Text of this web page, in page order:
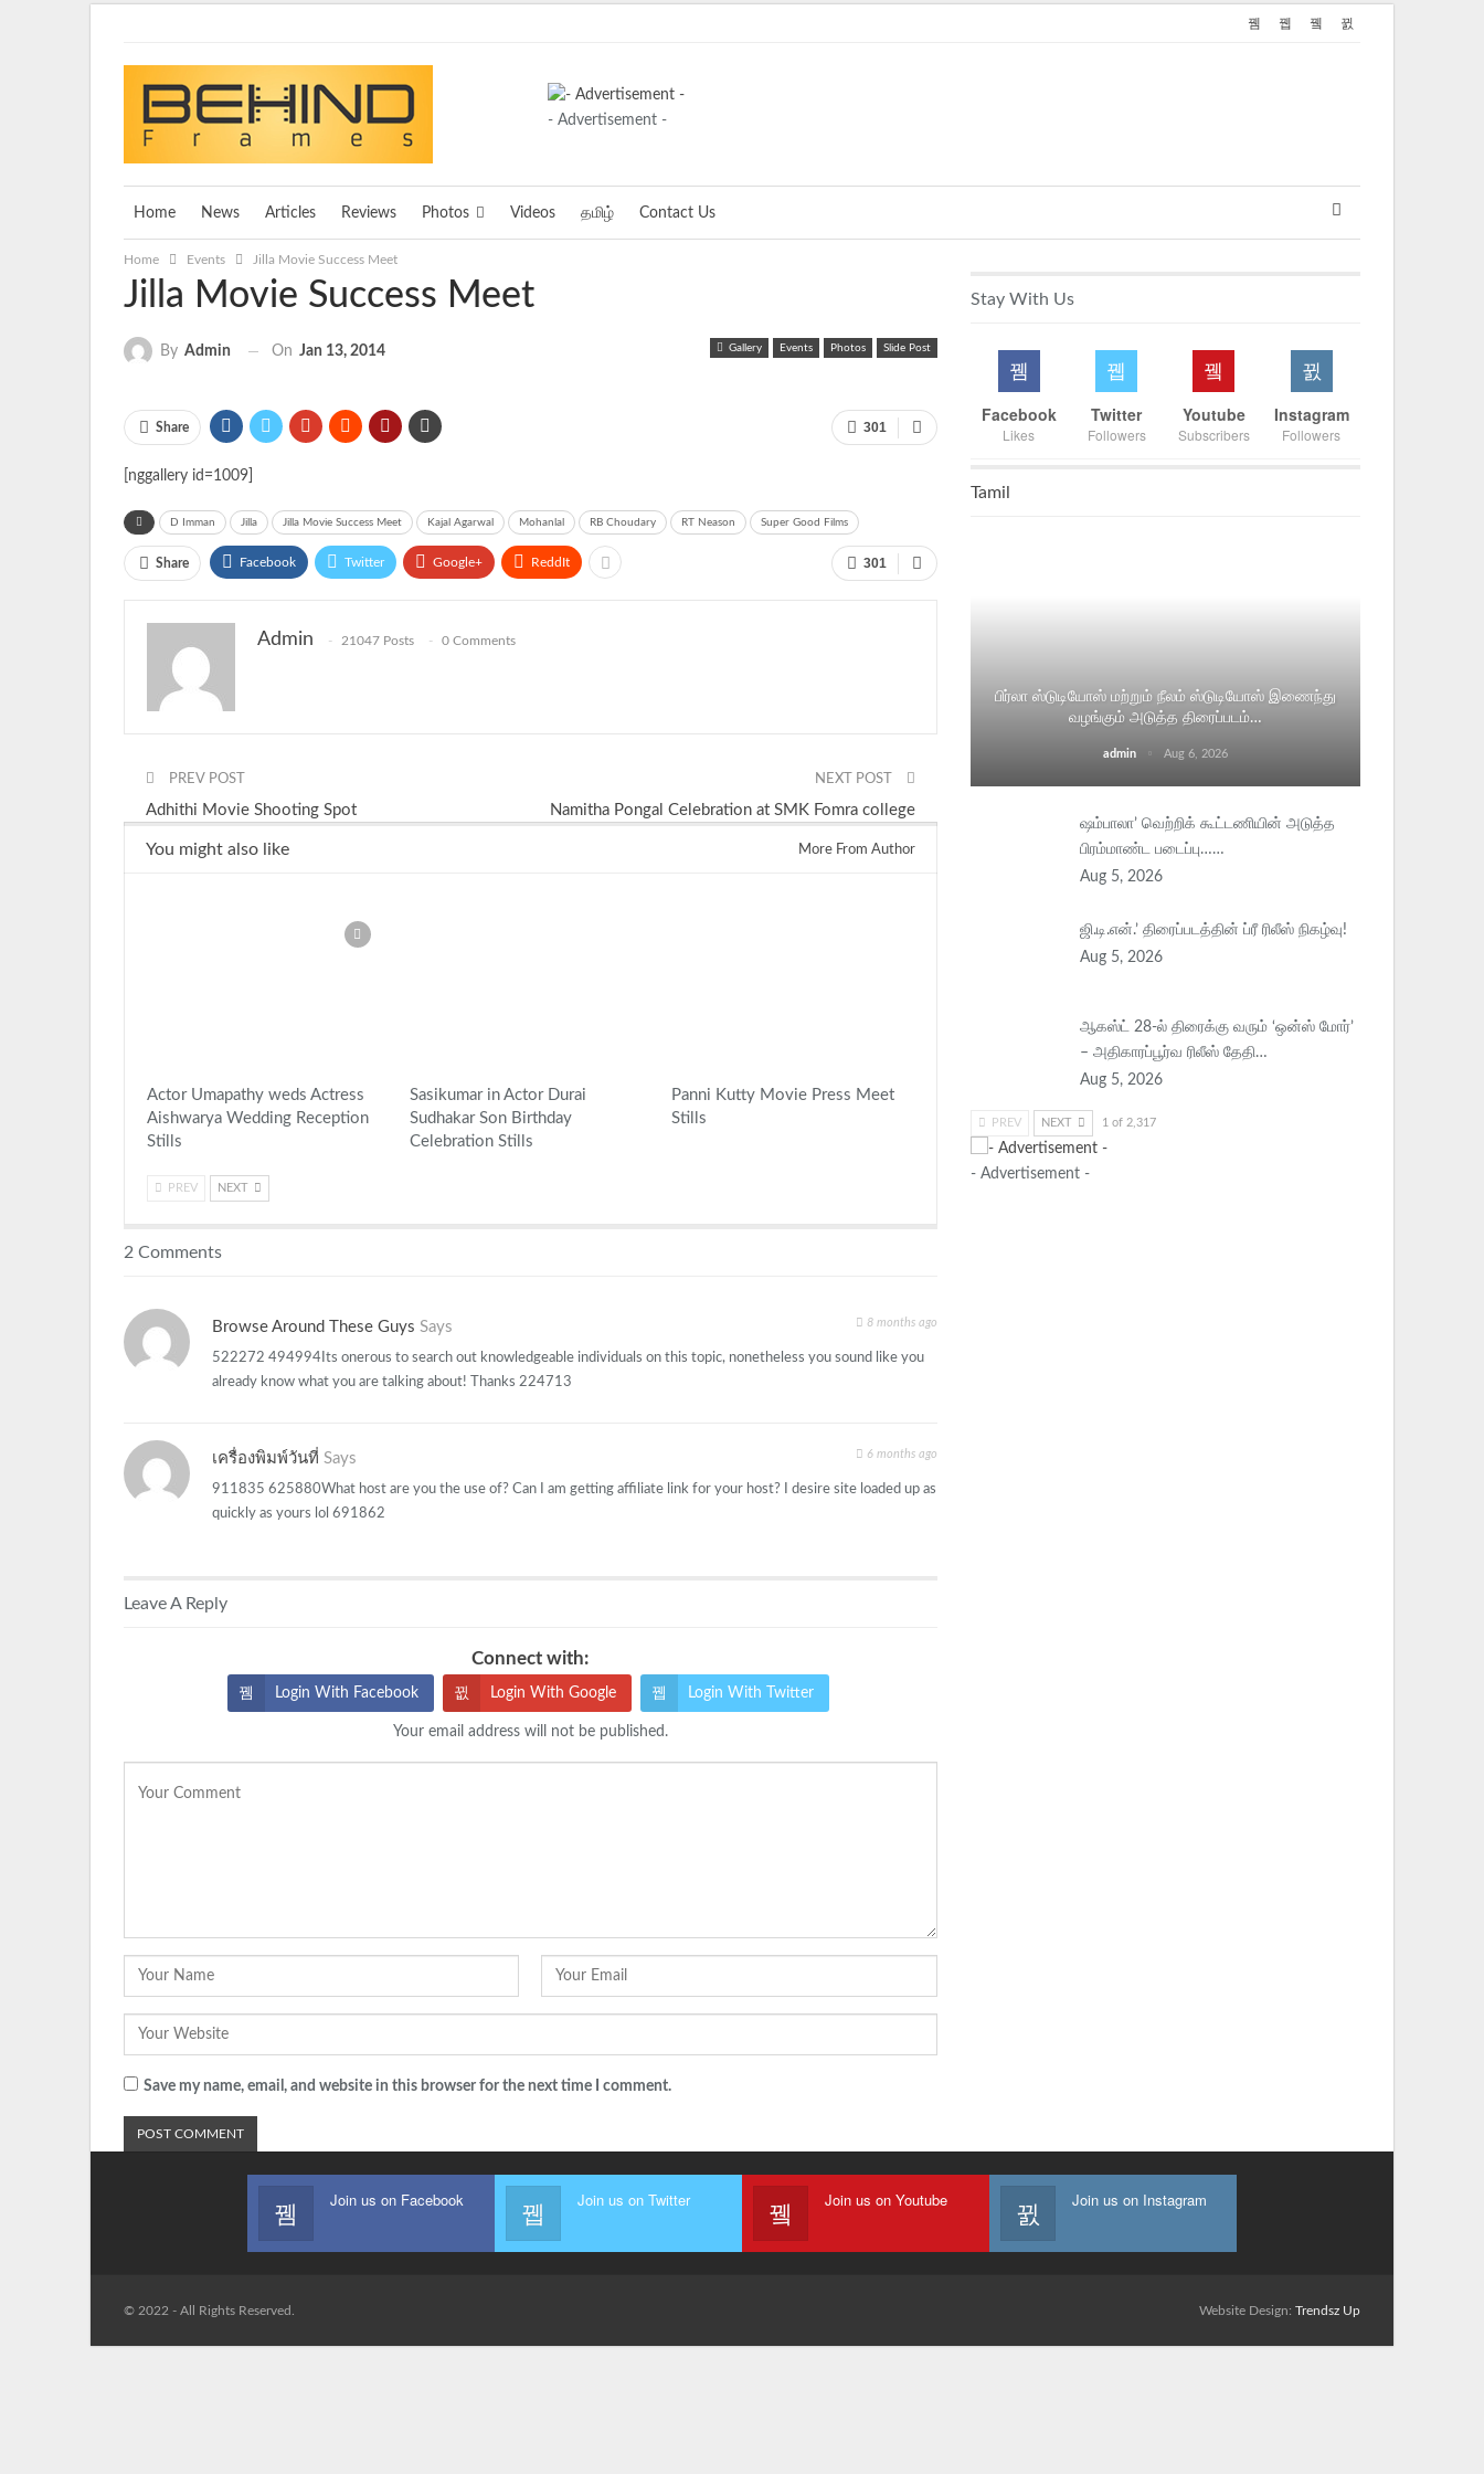
- Advertisement -
Home News Articles Reviews Photos Videos தமிழ் Contact Us
Home Events Jilla Movie Success Meet
Jilla Movie Success Meet
Gallery Events Photos Slide Post
By Admin On Jan 13, 2014
301
Share
[nggallery id=1009]
D Imman Jilla Jilla Movie Success Meet Kajal Agarwal Mohanlal RB Choudary RT Neason Super Good Films
301
Share Facebook Twitter Google+ ReddIt
Admin 21047 Posts 0 Comments
PREV POST
Adhithi Movie Shooting Spot
NEXT POST
Namitha Pongal Celebration at SMK Fomra college
You might also like More From Author
Actor Umapathy weds Actress
Aishwarya Wedding Reception
Stills
Sasikumar in Actor Durai
Sudhakar Son Birthday
Celebration Stills
Panni Kutty Movie Press Meet
Stills
PREV NEXT
2 Comments
Browse Around These Guys Says 8 months ago
522272 494994Its onerous to search out knowledgeable individuals on this topic, nonetheless you sound like you
already know what you are talking about! Thanks 224713
เครื่องพิมพ์วันที่ Says 6 months ago
911835 625880What host are you the use of? Can I am getting affiliate link for your host? I desire site loaded up as
quickly as yours lol 691862
Leave A Reply
Connect with:
Login With Facebook Login With Google Login With Twitter
Your email address will not be published.
Save my name, email, and website in this browser for the next time I comment.
Stay With Us
Facebook
Likes
Twitter
Followers
Youtube
Subscribers
Instagram
Followers
Tamil
பிர்லா ஸ்டுடியோஸ் மற்றும் நீலம் ஸ்டுடியோஸ் இணைந்து
வழங்கும் அடுத்த திரைப்படம்…
admin Aug 6, 2026
ஷம்பாலா’ வெற்றிக் கூட்டணியின் அடுத்த
பிரம்மாண்ட படைப்பு……
Aug 5, 2026
ஜி.டி.என்.’ திரைப்படத்தின் ப்ரீ ரிலீஸ் நிகழ்வு!
Aug 5, 2026
ஆகஸ்ட் 28-ல் திரைக்கு வரும் ‘ஒன்ஸ் மோர்’
– அதிகாரப்பூர்வ ரிலீஸ் தேதி…
Aug 5, 2026
PREV NEXT 1 of 2,317
- Advertisement -
Join us on Facebook Join us on Twitter Join us on Youtube Join us on Instagram
© 2022 - All Rights Reserved. Website Design: Trendsz Up